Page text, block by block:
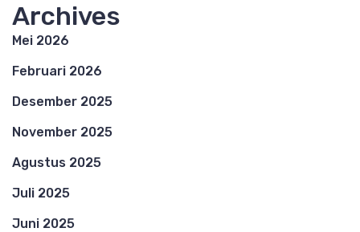
Archives
Mei 2026
Februari 2026
Desember 2025
November 2025
Agustus 2025
Juli 2025
Juni 2025